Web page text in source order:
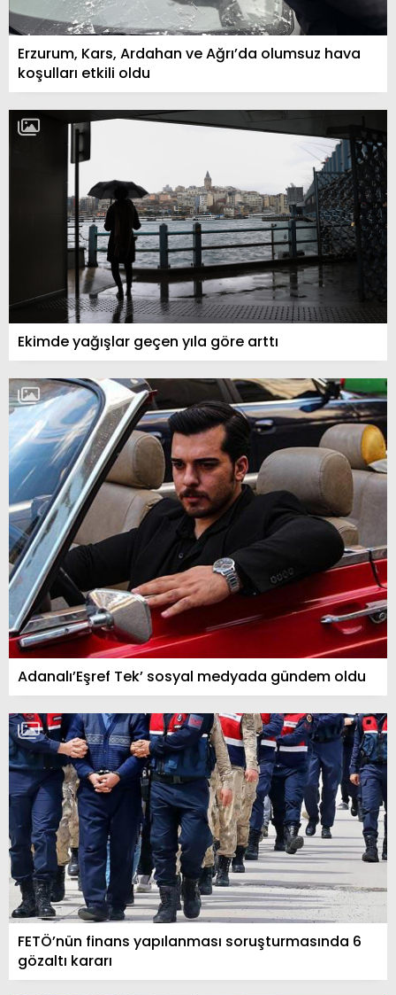
Erzurum, Kars, Ardahan ve Ağrı’da olumsuz hava
koşulları etkili oldu
Ekimde yağışlar geçen yıla göre arttı
Adanalı’Eşref Tek’ sosyal medyada gündem oldu
FETÖ’nün finans yapılanması soruşturmasında 6
gözaltı kararı